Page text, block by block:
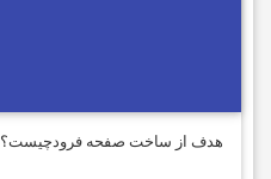
هدف از ساخت صفحه فرودچیست؟